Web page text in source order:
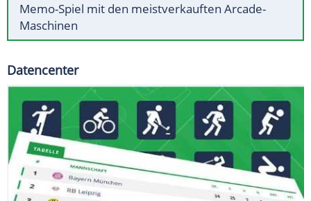
Memo-Spiel mit den meistverkauften Arcade-
Maschinen
Datencenter